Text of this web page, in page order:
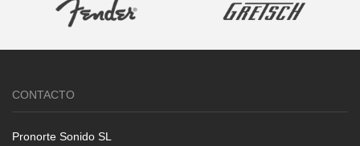
CONTACTO
Pronorte Sonido SL